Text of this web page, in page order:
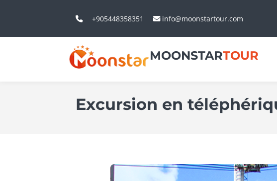
+905448358351 info@moonstartour.com
MOONSTARTOUR
Excursion en